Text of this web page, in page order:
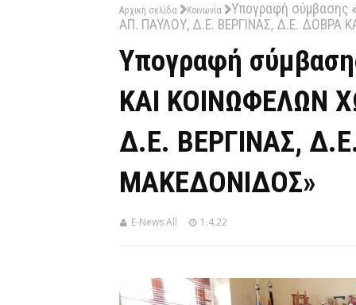
Αρχική σελίδα Κοινωνία
Υπογραφή
ΑΠ. ΠΑΥΛΟΥ, Δ.Ε. ΒΕΡΓΙΝΑΣ, Δ.Ε. ΔΟΒΡΑ
Υπογραφή
ΚΑΙ ΚΟΙΝΩΦΕΛΩΝ
Δ.Ε. ΒΕΡΓΙΝΑΣ,
ΜΑΚΕΔΟΝΙΔΟΣ»
E-News All 1.4.22